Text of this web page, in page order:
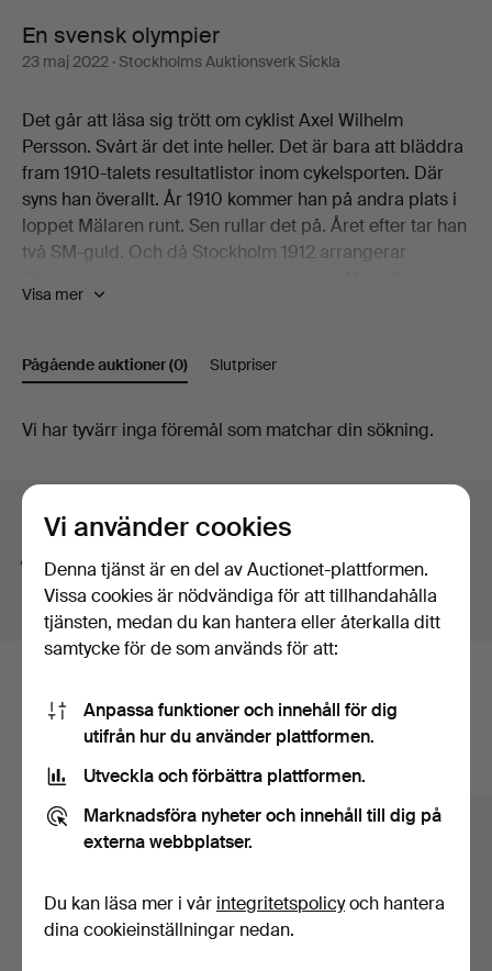
En svensk olympier
23 maj 2022 · Stockholms Auktionsverk Sickla
Det går att läsa sig trött om cyklist Axel Wilhelm
Persson. Svårt är det inte heller. Det är bara att bläddra
fram 1910-talets resultatlistor inom cykelsporten. Där
syns han överallt. År 1910 kommer han på andra plats i
loppet Mälaren runt. Sen rullar det på. Året efter tar han
två SM-guld. Och då Stockholm 1912 arrangerar
"hängs om hans hals" har en diameter om 3,3 cm och
kröner temat En svensk olympier, presenterat av
Stockholms Auktionsverk Globen. Allt som allt
framgångsrika karriär. Samtliga med proveniens Axel
familjen. Bland alla utmärkelser finns också ett diplom
från 1912 års Olympiska spel. Och ett fotografi på den
olympiske guldmedaljören. Det är en ung man som
blickar in i kameran. Likt en cyklismens general är hans
bröstkorg prydd av oräkneliga medaljer och
utmärkelser. Han står intill sin cykel och ett prisbord
som bland annat rymmer ett enormt dryckeshorn.
ställer han upp i OS i Antwerpen. Värdlandet Belgien är
svårt sargat i sviterna efter Första världskriget och det
blir ett mästerskap under enkla förhållanden.
Axel Wilhelm Peterson vinner en silvermedalj. Även den
presenteras här. Varmt välkomna att återupptäcka en av
våra främsta idrottsmän och varsågoda att botanisera i
hans minst sagt välfyllda prisskåp.
Visa mer
Pågående auktioner(0) Slutpriser
Pågående
auktioner
Vi har tyvärr inga föremål som matchar din sökning.
Söktips
Vi söker automatiskt delar av ord. Söker du påband
hittar vi ävenarm bandsur.
Här är föremål från vårt arkiv som
matchar din sökning
Visa alla föremål
Vi använder cookies
Denna tjänst är en del av Auctionet-plattformen.
Vissa cookies är nödvändiga för att tillhandahålla
tjänsten, medan du kan hantera eller återkalla ditt
samtycke för de som används för att:
Anpassa funktioner och innehåll för dig
utifrån hur du använder plattformen.
Utveckla och förbättra plattformen.
Marknadsföra nyheter och innehåll till dig på
externa webbplatser.
Du kan läsa mer i vår integritetspolicyoch hantera
dina cookieinställningar nedan.